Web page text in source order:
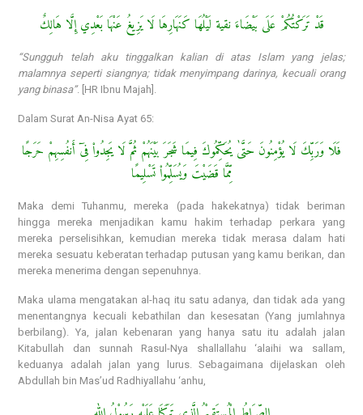
قَدْ تَرَكْتُكُمْ عَلَى بَيْضَاءَ نقية لَيْلُهَا كَنَهَارِهَا لَا يَزِيغُ عَنْهَا بَعْدِي إِلَّا هَالِكٌ
“Sungguh telah aku tinggalkan kalian di atas Islam yang jelas;
malamnya seperti siangnya; tidak menyimpang darinya, kecuali orang
yang binasa”. [HR Ibnu Majah].
Dalam Surat An-Nisa Ayat 65:
فَلَا وَرَبِّكَ لَا يُؤْمِنُونَ حَتَّىٰ يُحَكِّمُوكَ فِيمَا شَجَرَ بَيْنَهُمْ ثُمَّ لَا يَجِدُوا۟ فِىٓ أَنفُسِهِمْ حَرَجًا
مِّمَّا قَضَيْتَ وَيُسَلِّمُوا۟ تَسْلِيمًا
Maka demi Tuhanmu, mereka (pada hakekatnya) tidak beriman
hingga mereka menjadikan kamu hakim terhadap perkara yang
mereka perselisihkan, kemudian mereka tidak merasa dalam hati
mereka sesuatu keberatan terhadap putusan yang kamu berikan, dan
mereka menerima dengan sepenuhnya.
Maka ulama mengatakan al-haq itu satu adanya, dan tidak ada yang
menentangnya kecuali kebathilan dan kesesatan (Yang jumlahnya
berbilang). Ya, jalan kebenaran yang hanya satu itu adalah jalan
Kitabullah dan sunnah Rasul-Nya shallallahu ‘alaihi wa sallam,
keduanya adalah jalan yang lurus. Sebagaimana dijelaskan oleh
Abdullah bin Mas’ud Radhiyallahu ‘anhu,